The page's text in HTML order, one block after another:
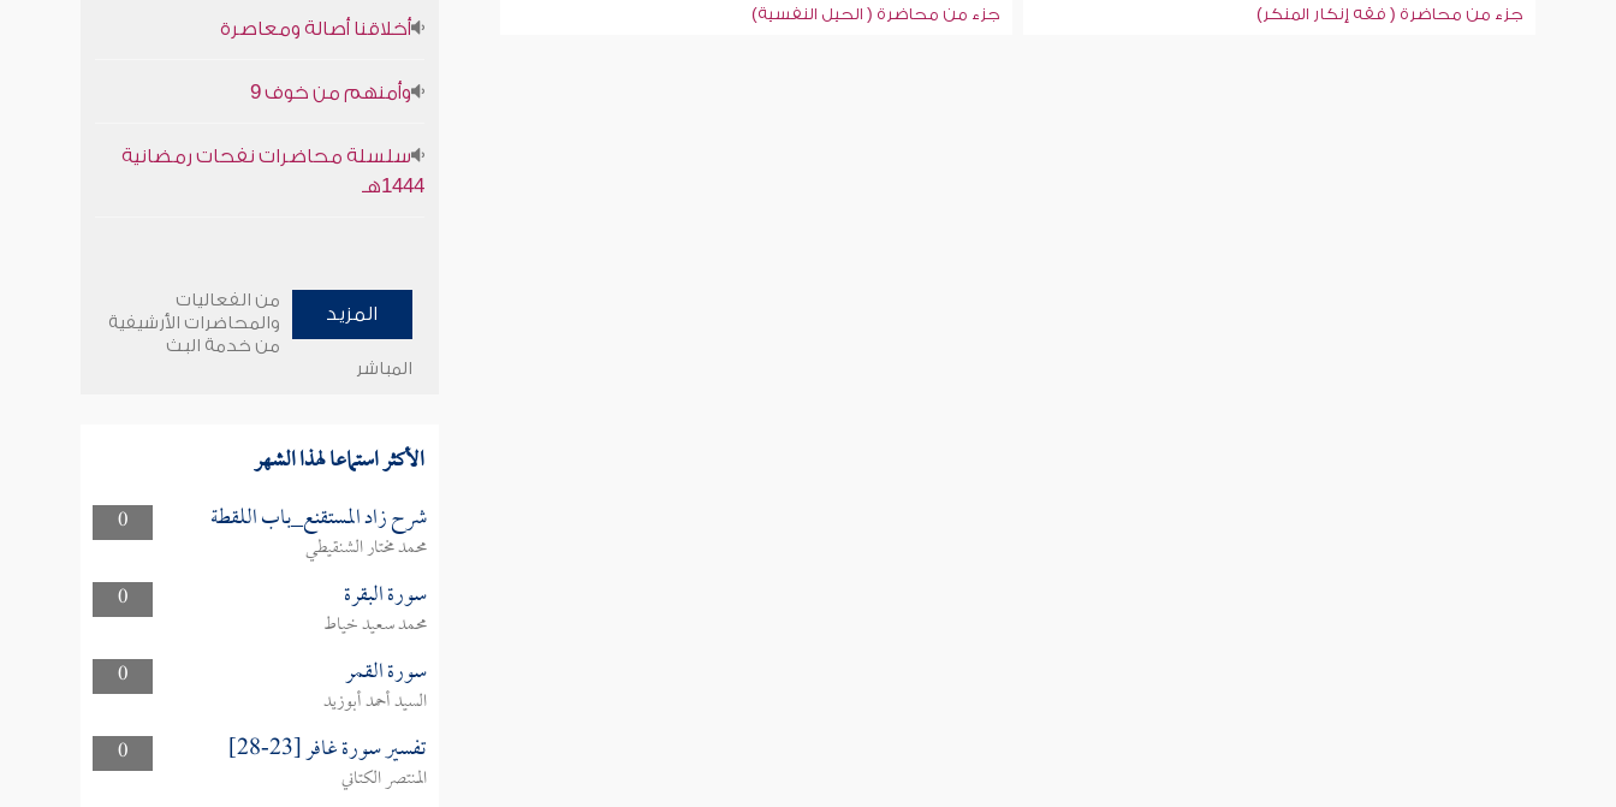
جزء من محاضرة ( فقه إنكار المنكر)
جزء من محاضرة ( الحيل النفسية)
أخلاقنا أصالة ومعاصرة
وأمنهم من خوف 9
سلسلة محاضرات نفحات رمضانية
1444هـ
المزيد
من الفعاليات
والمحاضرات الأرشيفية
من خدمة البث
المباشر
الأكثر استماعا لهذا الشهر
0 شرح زاد المستقنع_باب اللقطة
محمد مختار الشنقيطي
0
سورة البقرة
محمد سعيد خياط
0
سورة القمر
السيد أحمد أبوزيد
0
تفسير سورة غافر [23-28]
المنتصر الكتاني